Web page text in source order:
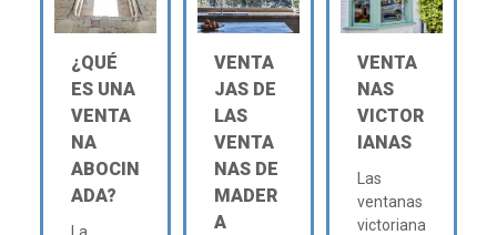
¿QUÉ
ES UNA
VENTA
NA
ABOCIN
ADA?
La
VENTA
JAS DE
LAS
VENTA
NAS DE
MADER
A
VENTA
NAS
VICTOR
IANAS
Las
ventanas
victoriana